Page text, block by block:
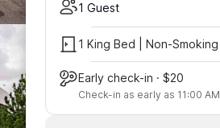
1 Guest
1 King Bed | Non-Smoking
Early check-in · $20
Check-in as early as 11:00 AM